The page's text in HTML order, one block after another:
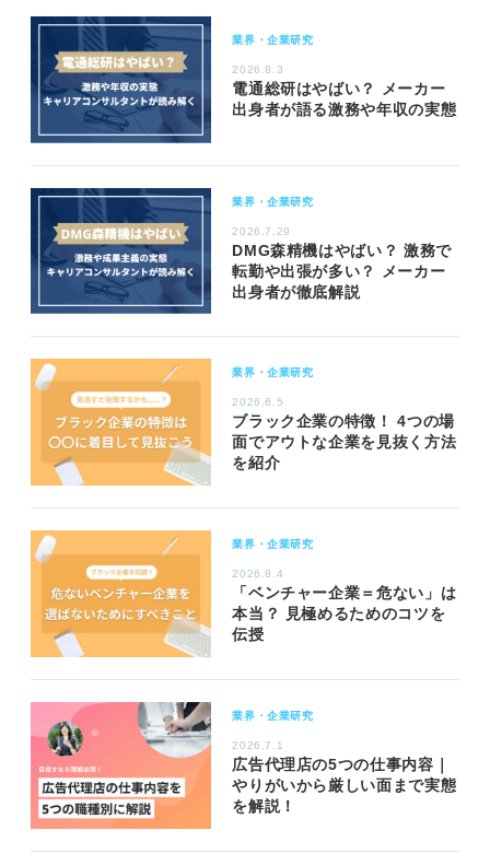
業界・企業研究
2026.8.3
電通総研はやばい？ メーカー
出身者が語る激務や年収の実態
業界・企業研究
2026.7.29
DMG森精機はやばい？ 激務で
転勤や出張が多い？ メーカー
出身者が徹底解説
業界・企業研究
2026.6.5
ブラック企業の特徴！ 4つの場
面でアウトな企業を見抜く方法
を紹介
業界・企業研究
2026.8.4
「ベンチャー企業＝危ない」は
本当？ 見極めるためのコツを
伝授
業界・企業研究
2026.7.1
広告代理店の5つの仕事内容｜
やりがいから厳しい面まで実態
を解説！